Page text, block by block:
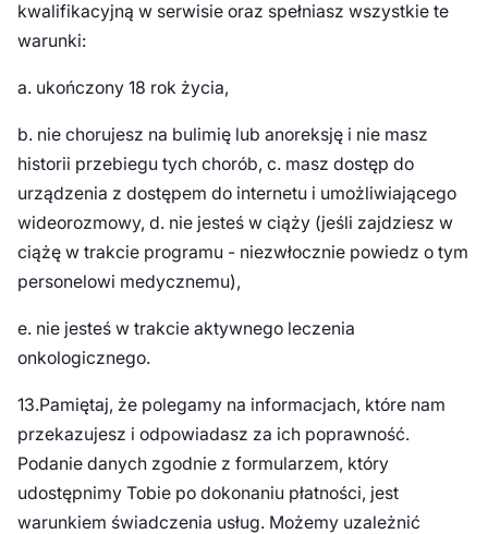
kwalifikacyjną w serwisie oraz spełniasz wszystkie te
warunki:
a. ukończony 18 rok życia,
b. nie chorujesz na bulimię lub anoreksję i nie masz
historii przebiegu tych chorób, c. masz dostęp do
urządzenia z dostępem do internetu i umożliwiającego
wideorozmowy, d. nie jesteś w ciąży (jeśli zajdziesz w
ciążę w trakcie programu - niezwłocznie powiedz o tym
personelowi medycznemu),
e. nie jesteś w trakcie aktywnego leczenia
onkologicznego.
13.Pamiętaj, że polegamy na informacjach, które nam
przekazujesz i odpowiadasz za ich poprawność.
Podanie danych zgodnie z formularzem, który
udostępnimy Tobie po dokonaniu płatności, jest
warunkiem świadczenia usług. Możemy uzależnić